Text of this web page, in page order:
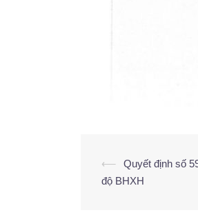
⟵
Quyết định số
độ BHXH